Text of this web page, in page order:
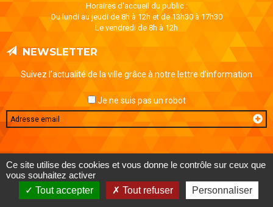
Horaires d'accueil du public :
Du lundi au jeudi de 8h à 12h et de 13h30 à 17h30
Le vendredi de 8h à 12h
NEWSLETTER
Suivez l’actualité de la ville grâce à notre lettre d’information
Je ne suis pas un robot
Email
MENTIONS LÉGALES DONNÉES PERSONNELLES
AIDE ET ACCESSIBILITÉ
Ce site utilise des cookies et vous donne le contrôle sur ceux que
vous souhaitez activer
Tout accepter
Tout refuser Personnaliser